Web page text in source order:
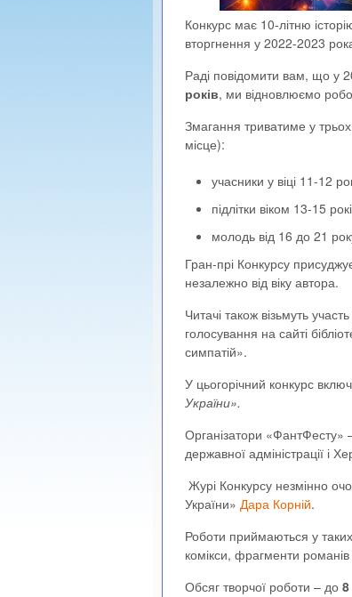
Конкурс має 10-літню
вторгнення у 2022-2023
Раді повідомити вам, що у
років, ми відновлюємо
Змагання триватиме у трьох
місце):
учасники у віці 11-12
підлітки віком 13-15
молодь від 16 до 21
Гран-прі Конкурсу
незалежно від віку автора.
Читачі також візьмуть
голосування на сайті
симпатій».
У цьогорічний конкурс
України».
Організатори «ФантФесту»
державної адміністрації і
Журі Конкурсу незмінно
України» Дара Корній.
Роботи приймаються у
комікси, фрагменти романів
Обсяг творчої роботи – до 8